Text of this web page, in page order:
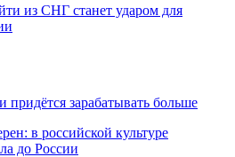
из СНГ станет ударом для
зарабатывать больше
в российской культуре
до России